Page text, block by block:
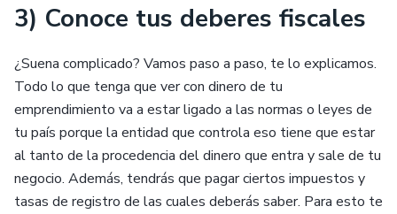
3) Conoce tus deberes fiscales
¿Suena complicado? Vamos paso a paso, te lo explicamos.
Todo lo que tenga que ver con dinero de tu
emprendimiento va a estar ligado a las normas o leyes de
tu país porque la entidad que controla eso tiene que estar
al tanto de la procedencia del dinero que entra y sale de tu
negocio. Además, tendrás que pagar ciertos impuestos y
tasas de registro de las cuales deberás saber. Para esto te